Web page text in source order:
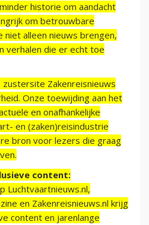
historie om aandacht
om betrouwbare
alleen nieuws brengen,
verhalen die er echt toe
Zakenreisnieuws
Onze toewijding aan het
en onafhankelijke
en (zaken)reisindustrie
bron voor lezers die graag
content:
Luchtvaartnieuws.nl,
en Zakenreisnieuws.nl krijg
content en jarenlange